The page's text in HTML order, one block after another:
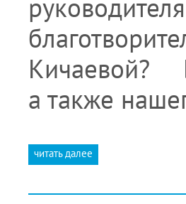
Кичаевой? ⠀
а также
читать далее